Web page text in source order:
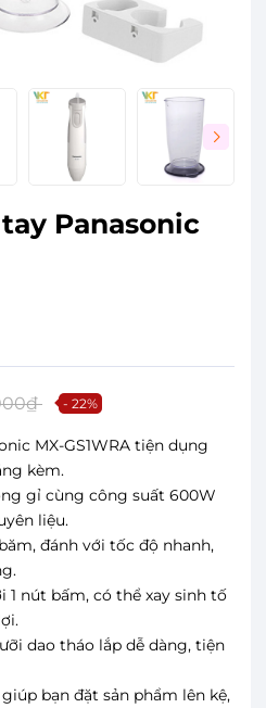
Panasonic
- 22%
MX-GS1WRA tiện dụng
kèm.
gỉ cùng công suất 600W
liệu.
đánh với tốc độ nhanh,
1 nút bấm, có thể xay sinh tố
dao tháo lắp dễ dàng, tiện
bạn đặt sản phẩm lên kệ,